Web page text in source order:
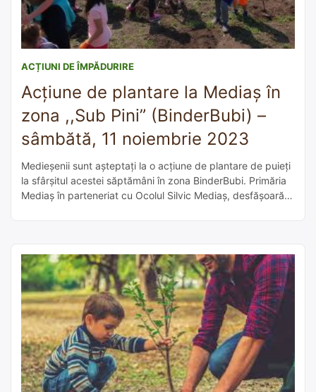
ACȚIUNI DE ÎMPĂDURIRE
Acțiune de plantare la Mediaș în
zona ,,Sub Pini” (BinderBubi) –
sâmbătă, 11 noiembrie 2023
Medieșenii sunt așteptați la o acțiune de plantare de puieți
la sfârșitul acestei săptămâni în zona BinderBubi. Primăria
Mediaș în parteneriat cu Ocolul Silvic Mediaș, desfășoară
începând […]